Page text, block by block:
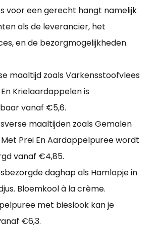
voor een gerecht hangt namelijk
als de leverancier, het
en de bezorgmogelijkheden.
maaltijd zoals Varkensstoofvlees
Krielaardappelen is
vanaf €5,6.
maaltijden zoals Gemalen
Prei En Aardappelpuree wordt
vanaf €4,85.
daghap als Hamlapje in
Bloemkool à la crème.
met bieslook kan je
€6,3.